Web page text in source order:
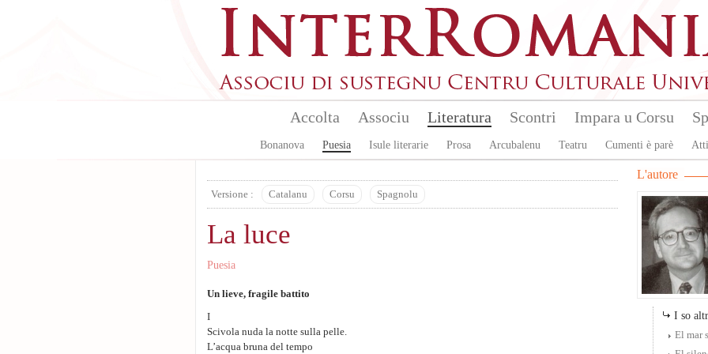
Accolta Associu Literatura
Bonanova Puesia Isule literarie Prosa Arcubalenu Teatru Cumenti è parè
Scontri Impara u Corsu
Versione : Catalanu Corsu Spagnolu
La luce
Puesia
Un lieve, fragile battito
I
Scivola nuda la notte sulla pelle.
L’acqua bruna del tempo
L'autore
I so
El mar